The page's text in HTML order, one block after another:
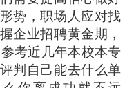
势，职场人应对找
企业招聘黄金期，
考近几年本校本专
判自己能去什么单